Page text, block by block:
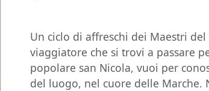
Un ciclo di affreschi dei Maestri
viaggiatore che si trovi a passare
popolare san Nicola, vuoi per
del luogo, nel cuore delle Marche.